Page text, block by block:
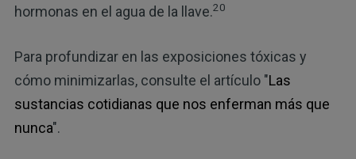
hormonas en el agua de la llave.20
Para profundizar en las exposiciones tóxicas y
cómo minimizarlas, consulte el artículo "Las
sustancias cotidianas que nos enferman más que
nunca".